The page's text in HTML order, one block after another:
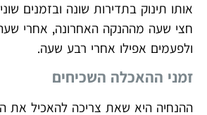
אותו תינוק בתדירות שונה ובזמנים
חצי שעה מההנקה האחרונה, אחרי
ולפעמים אפילו אחרי רבע שעה.
זמני ההאכלה השכיחים
ההנחיה היא שאת צריכה להאכיל את